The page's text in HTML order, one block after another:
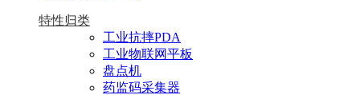
特性归类
工业抗摔PDA
工业物联网平板
盘点机
药监码采集器